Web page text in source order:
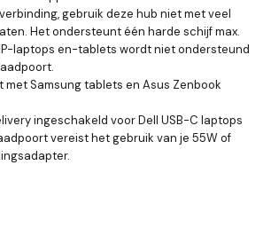
gebruik deze hub niet met veel
Het ondersteunt één harde schijf max.
laptops en-tablets wordt niet ondersteund
met Samsung tablets en Asus Zenbook
ingeschakeld voor Dell USB-C laptops
vereist het gebruik van je 55W of